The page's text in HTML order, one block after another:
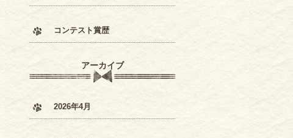
コンテスト賞歴
アーカイブ
2026年4月